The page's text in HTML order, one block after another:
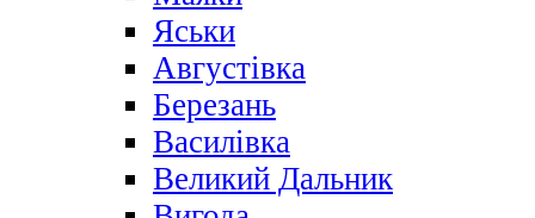
Яськи
Августівка
Березань
Василівка
Великий Дальник